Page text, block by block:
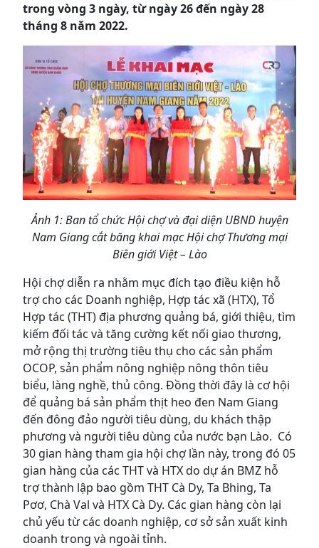
trong vòng 3 ngày, từ ngày 26 đến ngày 28
tháng 8 năm 2022.
Ảnh 1: Ban tổ chức Hội chợ và đại diện UBND huyện
Nam Giang cắt băng khai mạc Hội chợ Thương mại
Biên giới Việt – Lào
Hội chợ diễn ra nhằm mục đích tạo điều kiện hỗ
trợ cho các Doanh nghiệp, Hợp tác xã (HTX), Tổ
Hợp tác (THT) địa phương quảng bá, giới thiệu, tìm
kiếm đối tác và tăng cường kết nối giao thương,
mở rộng thị trường tiêu thụ cho các sản phẩm
OCOP, sản phẩm nông nghiệp nông thôn tiêu
biểu, làng nghề, thủ công. Đồng thời đây là cơ hội
để quảng bá sản phẩm thịt heo đen Nam Giang
đến đông đảo người tiêu dùng, du khách thập
phương và người tiêu dùng của nước bạn Lào. Có
30 gian hàng tham gia hội chợ lần này, trong đó 05
gian hàng của các THT và HTX do dự án BMZ hỗ
trợ thành lập bao gồm THT Cà Dy, Ta Bhing, Ta
Pơơ, Chà Val và HTX Cà Dy. Các gian hàng còn lại
chủ yếu từ các doanh nghiệp, cơ sở sản xuất kinh
doanh trong và ngoài tỉnh.